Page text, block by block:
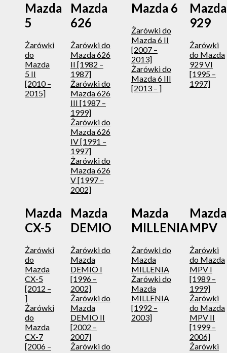
Mazda
5
Żarówki
do
Mazda
5 II
[2010 –
2015]
Mazda
626
Żarówki do
Mazda 626
II [1982 –
1987]
Żarówki do
Mazda 626
III [1987 –
1999]
Żarówki do
Mazda 626
IV [1991 –
1997]
Żarówki do
Mazda 626
V [1997 –
2002]
Mazda 6
Żarówki do
Mazda 6 II
[2007 –
2013]
Żarówki do
Mazda 6 III
[2013 – ]
Mazda
929
Żarówki
do Mazda
929 VI
[1995 –
1997]
Mazda
CX-5
Żarówki
do
Mazda
CX-5
[2012 –
]
Żarówki
do
Mazda
CX-7
[2006 –
Mazda
DEMIO
Żarówki do
Mazda
DEMIO I
[1996 –
2002]
Żarówki do
Mazda
DEMIO II
[2002 –
2007]
Żarówki do
Mazda
MILLENIA
Żarówki do
Mazda
MILLENIA
Żarówki do
Mazda
MILLENIA
[1992 –
2003]
Mazda
MPV
Żarówki
do Mazda
MPV I
[1989 –
1999]
Żarówki
do Mazda
MPV II
[1999 –
2006]
Żarówki